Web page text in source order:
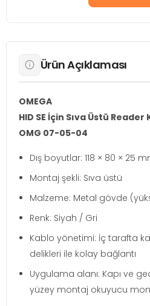
Ürün Açıklaması
OMEGA
HID SE İçin Sıva Üstü Reader
OMG 07-05-04
Dış boyutlar: 118 × 80 × 25
Montaj şekli: Sıva üstü
Malzeme: Metal gövde
Renk: Siyah / Gri
Kablo yönetimi: İç tarafta
delikleri ile kolay bağlantı
Uygulama alanı: Kapı ve
yüzey montaj okuyucu